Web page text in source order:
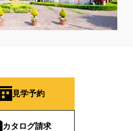
見学予約
カタログ請求